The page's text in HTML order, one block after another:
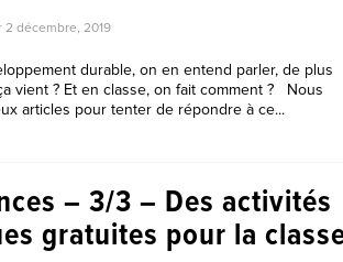
2 décembre, 2019
durable, on en entend parler, de plus
vient ? Et en classe, on fait comment ? Nous
articles pour tenter de répondre à ce...
– 3/3 – Des activités
gratuites pour la